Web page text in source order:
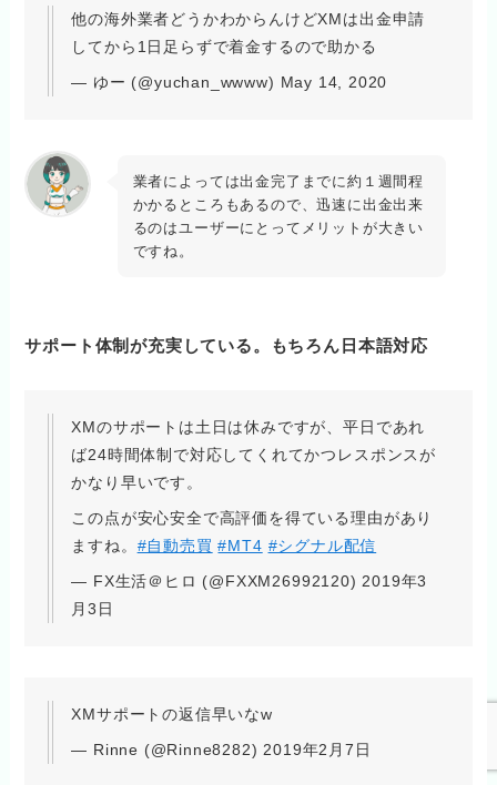
他の海外業者どうかわからんけどXMは出金申請
してから1日足らずで着金するので助かる
— ゆー (@yuchan_wwww) May 14, 2020
業者によっては出金完了までに約１週間程
かかるところもあるので、迅速に出金出来
るのはユーザーにとってメリットが大きい
ですね。
サポート体制が充実している。もちろん日本語対応
XMのサポートは土日は休みですが、平日であれ
ば24時間体制で対応してくれてかつレスポンスが
かなり早いです。
この点が安心安全で高評価を得ている理由があり
ますね。 #自動売買 #MT4 #シグナル配信
— FX生活＠ヒロ (@FXXM26992120) 2019年3
月3日
XMサポートの返信早いなw
— Rinne (@Rinne8282) 2019年2月7日